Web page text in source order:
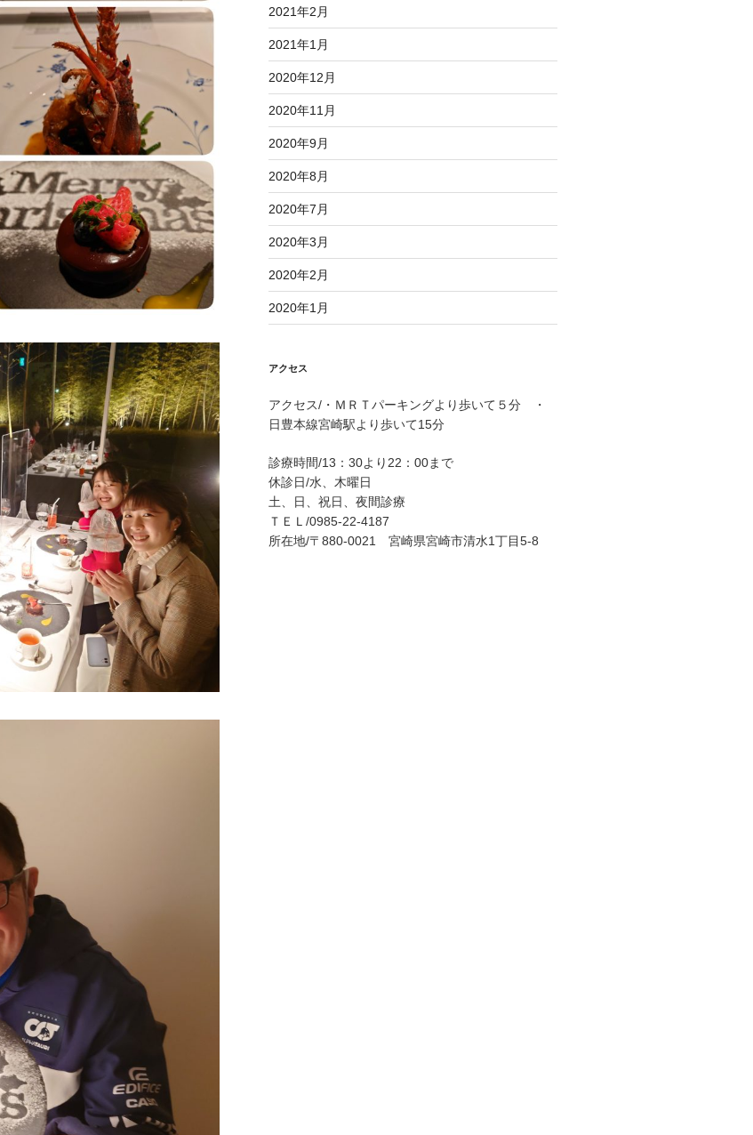
2021年2月
2021年1月
2020年12月
2020年11月
2020年9月
2020年8月
2020年7月
2020年3月
2020年2月
2020年1月
アクセス
アクセス/・ＭＲＴパーキングより歩いて５分 ・
日豊本線宮崎駅より歩いて15分
診療時間/13：30より22：00まで
休診日/水、木曜日
土、日、祝日、夜間診療
ＴＥＬ/0985-22-4187
所在地/〒880-0021 宮崎県宮崎市清水1丁目5-8